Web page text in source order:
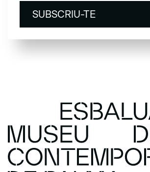
SUBSCRIU-TE
SUBSCRIU-TE